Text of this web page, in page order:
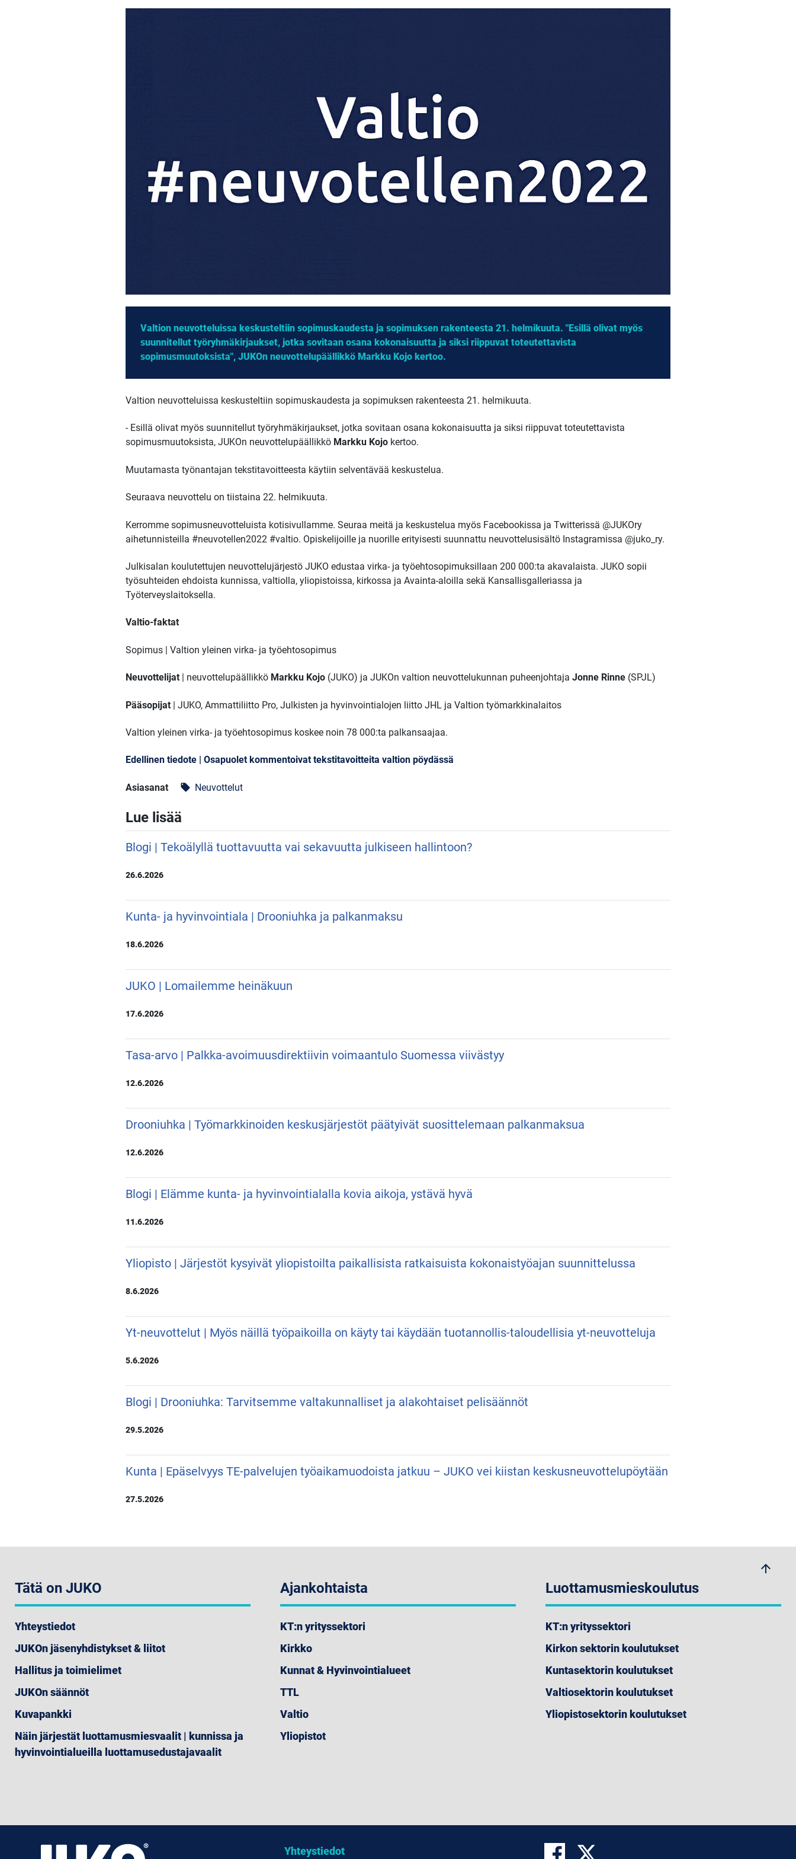
Valtion neuvotteluissa keskusteltiin sopimuskaudesta ja sopimuksen rakenteesta 21. helmikuuta. "Esillä olivat myös
suunnitellut työryhmäkirjaukset, jotka sovitaan osana kokonaisuutta ja siksi riippuvat toteutettavista
sopimusmuutoksista", JUKOn neuvottelupäällikkö Markku Kojo kertoo.
Valtion neuvotteluissa keskusteltiin sopimuskaudesta ja sopimuksen rakenteesta 21. helmikuuta.
- Esillä olivat myös suunnitellut työryhmäkirjaukset, jotka sovitaan osana kokonaisuutta ja siksi riippuvat toteutettavista
sopimusmuutoksista, JUKOn neuvottelupäällikkö Markku Kojokertoo.
Muutamasta työnantajan tekstitavoitteesta käytiin selventävää keskustelua.
Seuraava neuvottelu on tiistaina 22. helmikuuta.
Kerromme sopimusneuvotteluista kotisivullamme. Seuraa meitä ja keskustelua myös Facebookissa ja Twitterissä @JUKOry
aihetunnisteilla #neuvotellen2022 #valtio. Opiskelijoille ja nuorille erityisesti suunnattu neuvottelusisältö Instagramissa @juko_ry.
Julkisalan koulutettujen neuvottelujärjestö JUKO edustaa virka- ja työehtosopimuksillaan 200 000:ta akavalaista. JUKO sopii
työsuhteiden ehdoista kunnissa, valtiolla, yliopistoissa, kirkossa ja Avainta-aloilla sekä Kansallisgalleriassa ja
Työterveyslaitoksella.
Valtio-faktat
Sopimus | Valtion yleinen virka- ja työehtosopimus
Neuvottelijat| neuvottelupäällikkö Markku Kojo(JUKO) ja JUKOn valtion neuvottelukunnan puheenjohtaja Jonne Rinne(SPJL)
Pääsopijat| JUKO, Ammattiliitto Pro, Julkisten ja hyvinvointialojen liitto JHL ja Valtion työmarkkinalaitos
Valtion yleinen virka- ja työehtosopimus koskee noin 78 000:ta palkansaajaa.
Edellinen tiedote | Osapuolet kommentoivat tekstitavoitteita valtion pöydässä
Asiasanat local_offer Neuvottelut
Lue lisää
Blogi | Tekoälyllä tuottavuutta vai sekavuutta julkiseen hallintoon?
26.6.2026
Kunta- ja hyvinvointiala | Drooniuhka ja palkanmaksu
18.6.2026
JUKO | Lomailemme heinäkuun
17.6.2026
Tasa-arvo | Palkka-avoimuusdirektiivin voimaantulo Suomessa viivästyy
12.6.2026
Drooniuhka | Työmarkkinoiden keskusjärjestöt päätyivät suosittelemaan palkanmaksua
12.6.2026
Blogi | Elämme kunta- ja hyvinvointialalla kovia aikoja, ystävä hyvä
11.6.2026
Yliopisto | Järjestöt kysyivät yliopistoilta paikallisista ratkaisuista kokonaistyöajan suunnittelussa
8.6.2026
Yt-neuvottelut | Myös näillä työpaikoilla on käyty tai käydään tuotannollis-taloudellisia yt-neuvotteluja
5.6.2026
Blogi | Drooniuhka: Tarvitsemme valtakunnalliset ja alakohtaiset pelisäännöt
29.5.2026
Kunta | Epäselvyys TE-palvelujen työaikamuodoista jatkuu – JUKO vei kiistan keskusneuvottelupöytään
27.5.2026
arrow_upwards
Tätä on JUKO
Yhteystiedot
JUKOn jäsenyhdistykset & liitot
Hallitus ja toimielimet
JUKOn säännöt
Kuvapankki
Näin järjestät luottamusmiesvaalit | kunnissa ja
hyvinvointialueilla luottamusedustajavaalit
Ajankohtaista
KT:n yrityssektori
Kirkko
Kunnat & Hyvinvointialueet
TTL
Valtio
Yliopistot
Luottamusmieskoulutus
KT:n yrityssektori
Kirkon sektorin koulutukset
Kuntasektorin koulutukset
Valtiosektorin koulutukset
Yliopistosektorin koulutukset
Yhteystiedot